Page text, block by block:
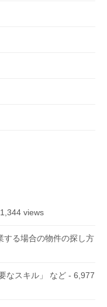
views
する場合の物件の探し方
なスキル」 など - 6,977